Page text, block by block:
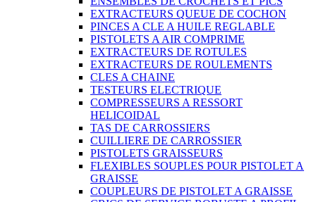
EXTRACTEURS QUEUE DE COCHON
PINCES A CLE A HUILE REGLABLE
PISTOLETS A AIR COMPRIME
EXTRACTEURS DE ROTULES
EXTRACTEURS DE ROULEMENTS
CLES A CHAINE
TESTEURS ELECTRIQUE
COMPRESSEURS A RESSORT
HELICOIDAL
TAS DE CARROSSIERS
CUILLIERE DE CARROSSIER
PISTOLETS GRAISSEURS
FLEXIBLES SOUPLES POUR PISTOLET A
GRAISSE
COUPLEURS DE PISTOLET A GRAISSE